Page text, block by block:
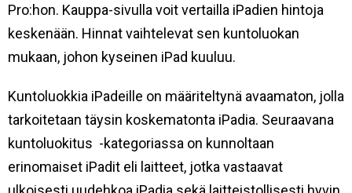
Pro:hon. Kauppa-sivulla voit vertailla iPadien hintoja
keskenään. Hinnat vaihtelevat sen kuntoluokan
mukaan, johon kyseinen iPad kuuluu.
Kuntoluokkia iPadeille on määriteltynä avaamaton, jolla
tarkoitetaan täysin koskematonta iPadia. Seuraavana
kuntoluokitus -kategoriassa on kunnoltaan
erinomaiset iPadit eli laitteet, jotka vastaavat